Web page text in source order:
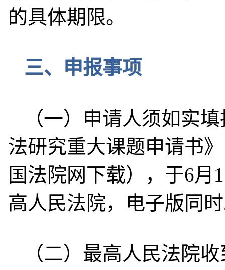
的具体期限。
三、申报事项
（一）申请人须如实
法研究重大课题申请书
国法院网下载），于6月
高人民法院，电子版同
（二）最高人民法院